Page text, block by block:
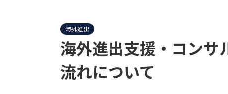
海外進出
海外進出支援・コンサ
流れについて